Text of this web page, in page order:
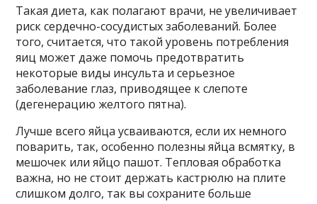
Такая диета, как полагают врачи, не увеличивает
риск сердечно-сосудистых заболеваний. Более
того, считается, что такой уровень потребления
яиц может даже помочь предотвратить
некоторые виды инсульта и серьезное
заболевание глаз, приводящее к слепоте
(дегенерацию желтого пятна).
Лучше всего яйца усваиваются, если их немного
поварить, так, особенно полезны яйца всмятку, в
мешочек или яйцо пашот. Тепловая обработка
важна, но не стоит держать кастрюлю на плите
слишком долго, так вы сохраните больше